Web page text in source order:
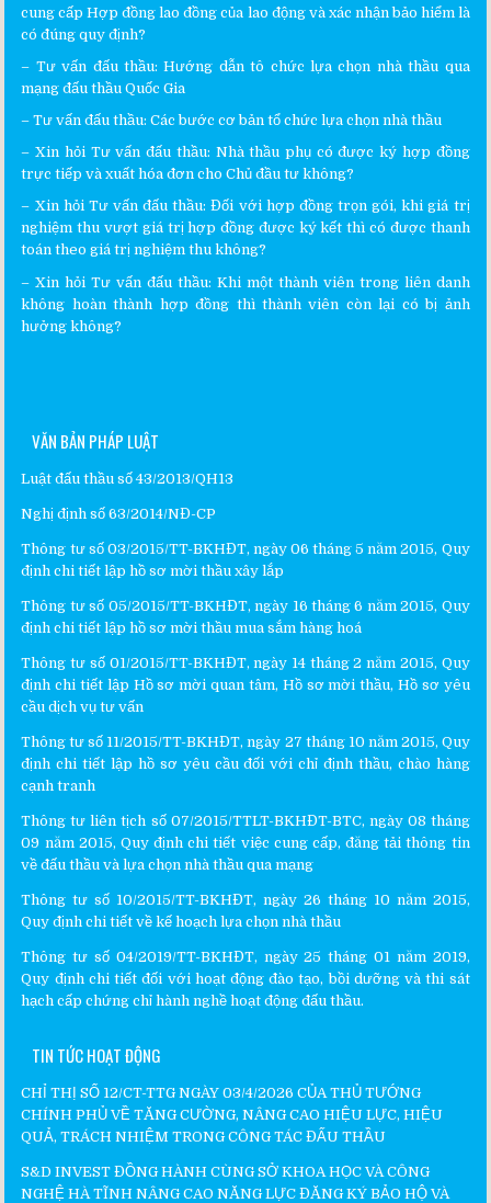
cung cấp Hợp đồng lao đồng của lao động và xác nhận bảo hiểm là
có đúng quy định?
– Tư vấn đấu thầu:Hướng dẫn tô chức lựa chọn nhà thầu qua
mạng đấu thầu Quốc Gia
–Tư vấn đấu thầu:Các bước cơ bản tổ chức lựa chọn nhà thầu
– Xin hỏi Tư vấn đấu thầu: Nhà thầu phụ có được ký hợp đồng
trực tiếp và xuất hóa đơn cho Chủ đầu tư không?
– Xin hỏi Tư vấn đấu thầu:Đối với hợp đồng trọn gói, khi giá trị
nghiệm thu vượt giá trị hợp đồng được ký kết thì có được thanh
toán theo giá trị nghiệm thu không?
– Xin hỏiTư vấn đấu thầu: Khi một thành viên trong liên danh
không hoàn thành hợp đồng thì thành viên còn lại có bị ảnh
hưởng không?
VĂN BẢN PHÁP LUẬT
Luật đấu thầu số 43/2013/QH13
Nghị định số 63/2014/NĐ-CP
Thông tư số 03/2015/TT-BKHĐT, ngày 06 tháng 5 năm 2015, Quy
định chi tiết lập hồ sơ mời thầu xây lắp
Thông tư số 05/2015/TT-BKHĐT, ngày 16 tháng 6 năm 2015, Quy
định chi tiết lập hồ sơ mời thầu mua sắm hàng hoá
Thông tư số 01/2015/TT-BKHĐT, ngày 14 tháng 2 năm 2015, Quy
định chi tiết lập Hồ sơ mời quan tâm, Hồ sơ mời thầu, Hồ sơ yêu
cầu dịch vụ tư vấn
Thông tư số 11/2015/TT-BKHĐT, ngày 27 tháng 10 năm 2015, Quy
định chi tiết lập hồ sơ yêu cầu đối với chỉ định thầu, chào hàng
cạnh tranh
Thông tư liên tịch số 07/2015/TTLT-BKHĐT-BTC, ngày 08 tháng
09 năm 2015, Quy định chi tiết việc cung cấp, đăng tải thông tin
về đấu thầu và lựa chọn nhà thầu qua mạng
Thông tư số 10/2015/TT-BKHĐT, ngày 26 tháng 10 năm 2015,
Quy định chi tiết về kế hoạch lựa chọn nhà thầu
Thông tư số 04/2019/TT-BKHĐT, ngày 25 tháng 01 năm 2019,
Quy định chi tiết đối với hoạt động đào tạo, bồi dưỡng và thi sát
hạch cấp chứng chỉ hành nghề hoạt động đấu thầu.
TIN TỨC HOẠT ĐỘNG
CHỈ THỊ SỐ 12/CT-TTG NGÀY 03/4/2026 CỦA THỦ TƯỚNG
CHÍNH PHỦ VỀ TĂNG CƯỜNG, NÂNG CAO HIỆU LỰC, HIỆU
QUẢ, TRÁCH NHIỆM TRONG CÔNG TÁC ĐẤU THẦU
S&D INVEST ĐỒNG HÀNH CÙNG SỞ KHOA HỌC VÀ CÔNG
NGHỆ HÀ TĨNH NÂNG CAO NĂNG LỰC ĐĂNG KÝ BẢO HỘ VÀ